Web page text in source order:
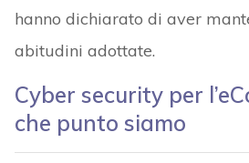
hanno dichiarato di aver
abitudini adottate.
Cyber security per
che punto siamo